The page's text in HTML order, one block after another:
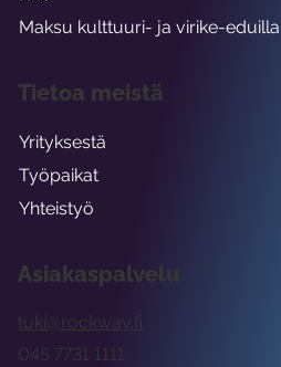
Asiakaspalvelu
tuki@rockway.fi
045 7731 1111
Maksu kulttuuri- ja virike-eduilla
Tietoa meistä
Yrityksestä
Työpaikat
Yhteistyö